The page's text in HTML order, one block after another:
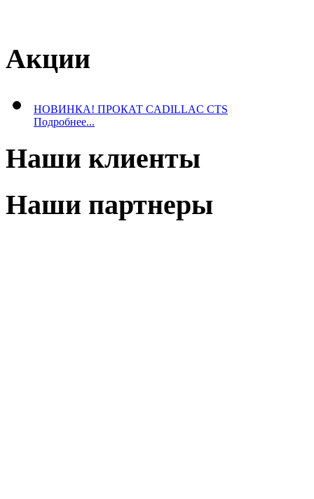
Акции
НОВИНКА! ПРОКАТ CADILLAC CTS
Подробнее...
Наши клиенты
Наши партнеры